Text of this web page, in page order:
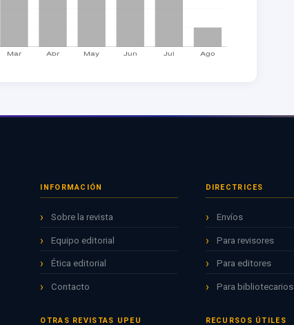
INFORMACIÓN
Sobre la revista
Equipo editorial
Ética editorial
Contacto
OTRAS REVISTAS UPEU
DIRECTRICES
Envíos
Para revisores
Para editores
Para bibliotecarios
RECURSOS ÚTILES